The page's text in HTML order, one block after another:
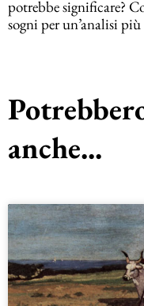
potrebbe significare?
sogni per un’analisi
anche...